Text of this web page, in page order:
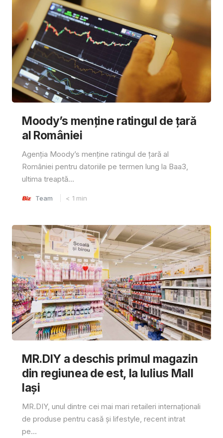
Moody’s menține ratingul de țară
al României
Agenția Moody’s menține ratingul de țară al
României pentru datoriile pe termen lung la Baa3,
ultima treaptă...
Team < 1 min
MR.DIY a deschis primul magazin
din regiunea de est, la Iulius Mall
Iași
MR.DIY, unul dintre cei mai mari retaileri internaționali
de produse pentru casă și lifestyle, recent intrat
pe...